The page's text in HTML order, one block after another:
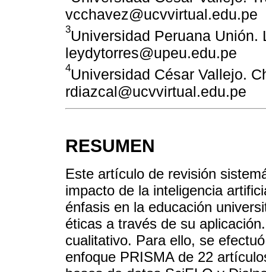
vcchavez@ucvvirtual.edu.pe
3Universidad Peruana Unión.
leydytorres@upeu.edu.pe
4Universidad César Vallejo.
rdiazcal@ucvvirtual.edu.pe
RESUMEN
Este artículo de revisión
impacto de la inteligencia
énfasis en la educación
éticas a través de su
cualitativo. Para ello, se
enfoque PRISMA de 22